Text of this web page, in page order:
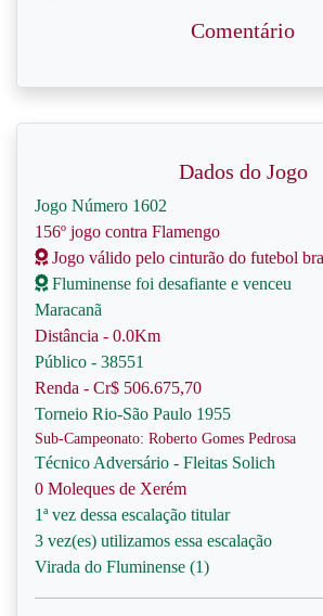
Comentário
Dados do Jogo
Jogo Número 1602
156º jogo contra Flamengo
Jogo válido pelo cinturão do futebol
Fluminense foi desafiante e venceu
Maracanã
Distância - 0.0Km
Público - 38551
Renda - Cr$ 506.675,70
Torneio Rio-São Paulo 1955
Sub-Campeonato: Roberto Gomes Pedrosa
Técnico Adversário - Fleitas Solich
0 Moleques de Xerém
1ª vez dessa escalação titular
3 vez(es) utilizamos essa escalação
Virada do Fluminense (1)